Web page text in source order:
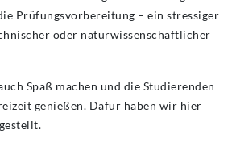
Prüfungsvorbereitung – ein stressiger
oder naturwissenschaftlicher
Spaß machen und die Studierenden
genießen. Dafür haben wir hier